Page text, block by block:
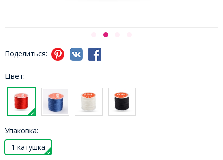
Поделиться:
Цвет:
Упаковка:
1 катушка